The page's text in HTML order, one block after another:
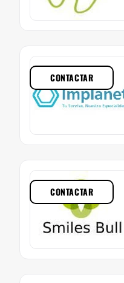
CONTACTAR
CONTACTAR